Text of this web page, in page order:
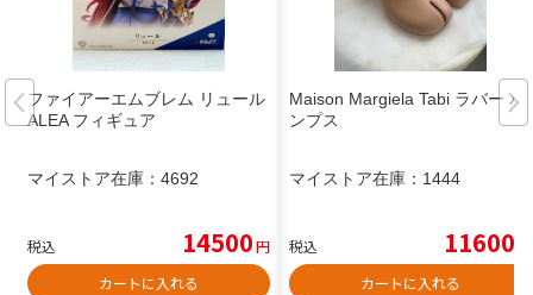
ファイアーエムブレム リュール
ALEA フィギュア
マイストア在庫： 4692
税込 14500円
カートに入れる
Maison Margiela Tabi ラバー パ
ンプス
マイストア在庫： 1444
税込 11600
カートに入れる